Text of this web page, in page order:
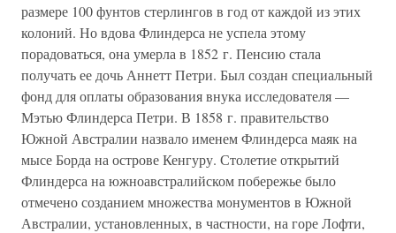
размере 100 фунтов стерлингов в год от каждой из этих
колоний. Но вдова Флиндерса не успела этому
порадоваться, она умерла в 1852 г. Пенсию стала
получать ее дочь Аннетт Петри. Был создан специальный
фонд для оплаты образования внука исследователя —
Мэтью Флиндерса Петри. В 1858 г. правительство
Южной Австралии назвало именем Флиндерса маяк на
мысе Борда на острове Кенгуру. Столетие открытий
Флиндерса на южноавстралийском побережье было
отмечено созданием множества монументов в Южной
Австралии, установленных, в частности, на горе Лофти,